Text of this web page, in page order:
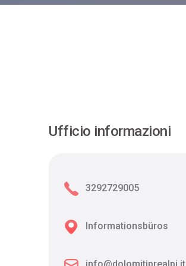
Ufficio informazioni
3292729005
Informationsbüros